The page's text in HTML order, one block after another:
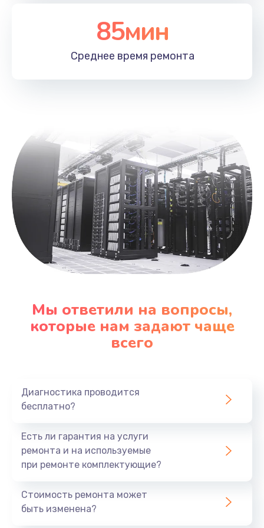
Замена лотка SIM
Заказать
Восстановление данных
990 руб.
Заказать
Замена SSD
895 руб.
Заказать
1290 руб.
Заказать
890 руб.
Замена тачпада
990 руб.
Замена динамика
85мин
Среднее время ремонта
Мы ответили на вопросы,
которые нам задают чаще
всего
Диагностика проводится
бесплатно?
Есть ли гарантия на услуги
ремонта и на используемые
при ремонте комплектующие?
Стоимость ремонта может
быть изменена?